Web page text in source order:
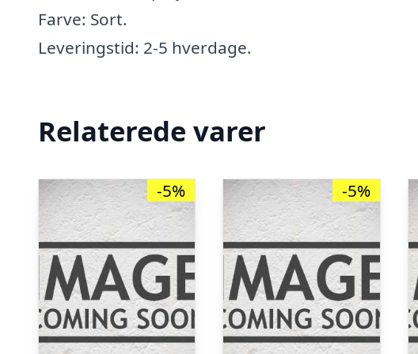
Farve: Sort.
Leveringstid: 2-5 hverdage.
Relaterede varer
-5% -5%